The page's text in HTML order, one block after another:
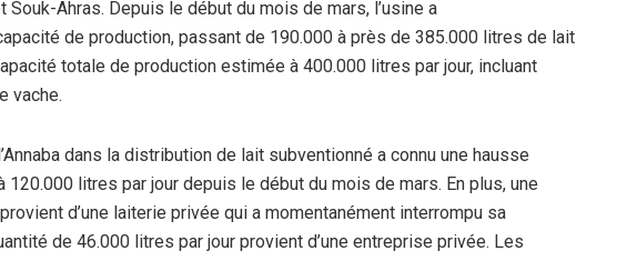
Souk-Ahras. Depuis le début du mois de mars, l’usine a
de production, passant de 190.000 à près de 385.000 litres de lait
totale de production estimée à 400.000 litres par jour, incluant
vache.
dans la distribution de lait subventionné a connu une hausse
litres par jour depuis le début du mois de mars. En plus, une
d’une laiterie privée qui a momentanément interrompu sa
de 46.000 litres par jour provient d’une entreprise privée. Les